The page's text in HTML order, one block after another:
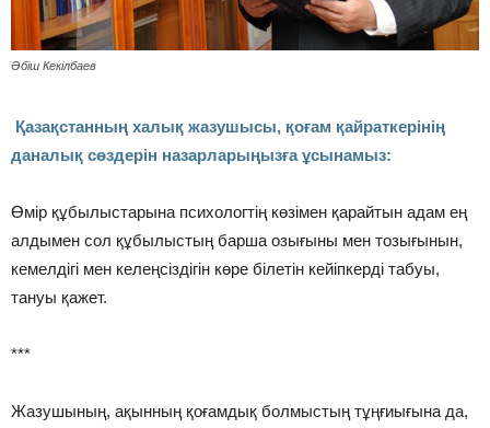
Әбіш Кекілбаев
Қазақстанның халық жазушысы, қоғам қайраткерінің
даналық сөздерін назарларыңызға ұсынамыз:
Өмір құбылыстарына психологтің көзімен қарайтын адам ең
алдымен сол құбылыстың барша озығыны мен тозығынын,
кемелдігі мен келеңсіздігін көре білетін кейіпкерді табуы,
тануы қажет.
***
Жазушының, ақынның қоғамдық болмыстың тұңғиығына да,